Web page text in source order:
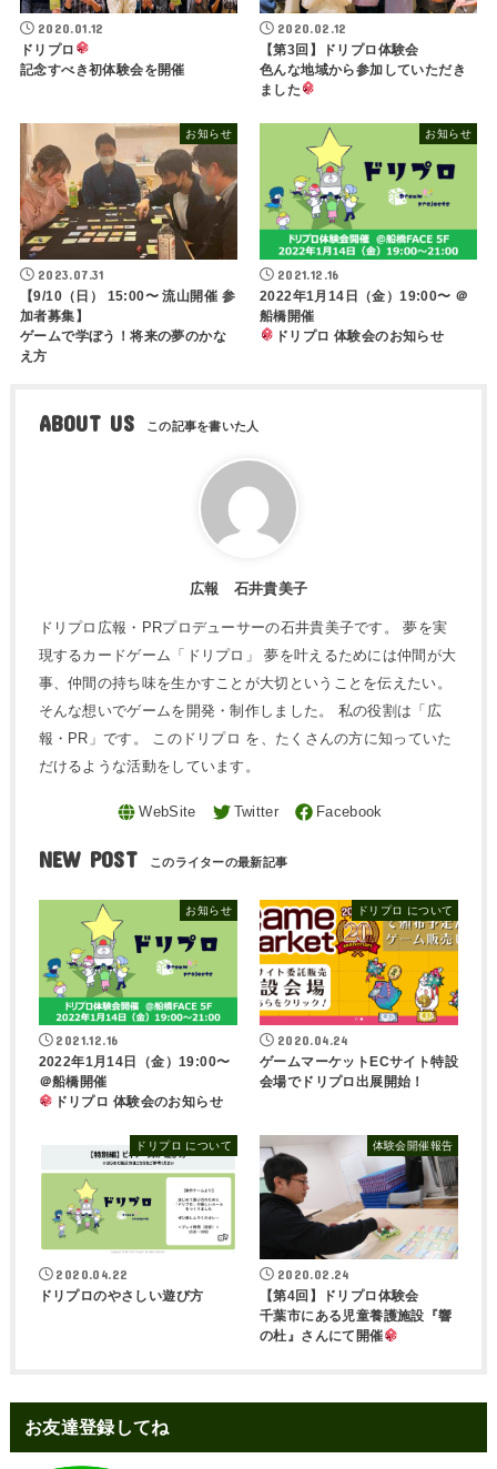
2020.01.12
ドリプロ
記念すべき初体験会を開催
2020.02.12
【第3回】ドリプロ体験会
色んな地域から参加していただき
ました
お知らせ
2023.07.31
【9/10（日） 15:00〜 流山開催 参
加者募集】
ゲームで学ぼう！将来の夢のかな
え方
お知らせ
2021.12.16
2022年1月14日（金）19:00〜 ＠
船橋開催
ドリプロ 体験会のお知らせ
ABOUT US
広報 石井貴美子
ドリプロ広報・PRプロデューサーの石井貴美子です。 夢を実
現するカードゲーム「ドリプロ」 夢を叶えるためには仲間が大
事、仲間の持ち味を生かすことが大切ということを伝えたい。
そんな想いでゲームを開発・制作しました。 私の役割は「広
報・PR」です。 このドリプロ を、たくさんの方に知っていた
だけるような活動をしています。
NEW POST
お知らせ
2021.12.16
2022年1月14日（金）19:00〜
＠船橋開催
ドリプロ 体験会のお知らせ
ドリプロ について
2020.04.24
ゲームマーケットECサイト特設
会場でドリプロ出展開始！
ドリプロ について
2020.04.22
ドリプロのやさしい遊び方
体験会開催報告
2020.02.24
【第4回】ドリプロ体験会
千葉市にある児童養護施設『響
の杜』さんにて開催
お友達登録してね